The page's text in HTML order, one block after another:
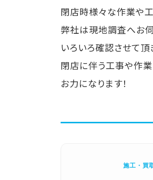
閉店時様々な作業や工
弊社は現地調査へお
いろいろ確認させて頂
閉店に伴う工事や作
お力になります！
施工・買